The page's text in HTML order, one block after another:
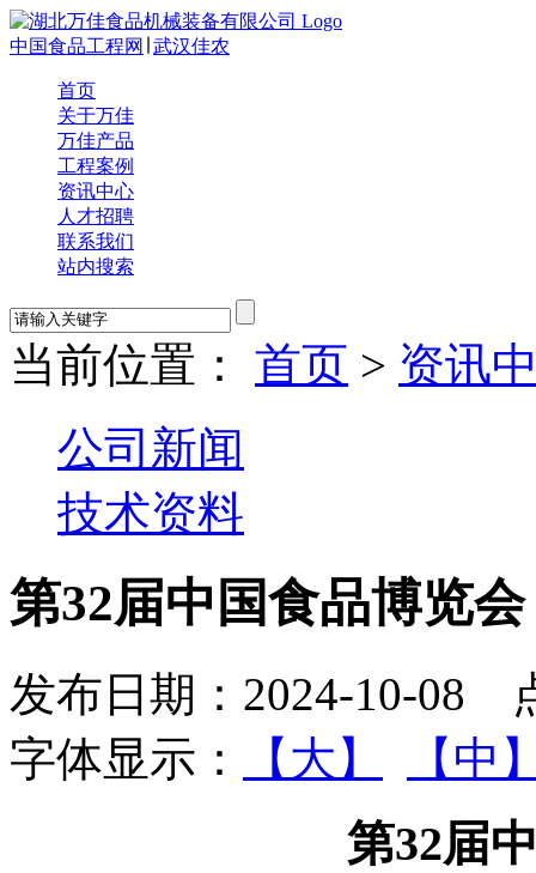
中国食品工程网 武汉佳农
首页
关于万佳
万佳产品
工程案例
资讯中心
人才招聘
联系我们
站内搜索
当前位置： 首页 > 资讯
公司新闻
技术资料
第32届中国食品博览
发布日期：2024-10-08
字体显示：
【大】 【中
第32届